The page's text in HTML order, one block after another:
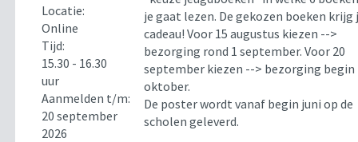
Locatie:
Online
Tijd:
15.30 - 16.30
uur
Aanmelden t/m:
20 september
2026
je gaat lezen. De gekozen boeken krijg
cadeau! Voor 15 augustus kiezen -->
bezorging rond 1 september. Voor 20
september kiezen --> bezorging begin
oktober.
De poster wordt vanaf begin juni op de
scholen geleverd.